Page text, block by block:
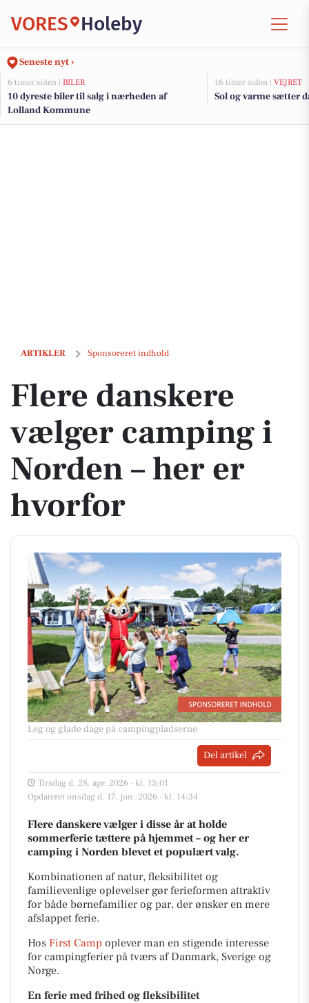
VORES Holeby
Seneste nyt ›
6 timer siden | BILER
10 dyreste biler til salg i nærheden af
Lolland Kommune
16 timer siden | VEJRET
Sol og varme sætter
ARTIKLER Sponsoreret indhold
Flere danskere vælger camping i Norden – her er hvorfor
Flere danskere
vælger camping i
Norden – her er
hvorfor
Leg og glade dage på campingpladserne
Del artikel
Tirsdag d. 28. apr. 2026 - kl. 13:01
Opdateret onsdag d. 17. jun. 2026 - kl. 14:34
Flere danskere vælger i disse år at holde
sommerferie tættere på hjemmet – og her er
camping i Norden blevet et populært valg.
Kombinationen af natur, fleksibilitet og
familievenlige oplevelser gør ferieformen attraktiv
for både børnefamilier og par, der ønsker en mere
afslappet ferie.
Hos First Camp oplever man en stigende interesse
for campingferier på tværs af Danmark, Sverige og
Norge.
En ferie med frihed og fleksibilitet